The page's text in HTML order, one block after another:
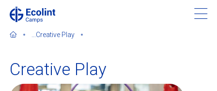
content
À propos de nos camps
Creative Play
Creative Play